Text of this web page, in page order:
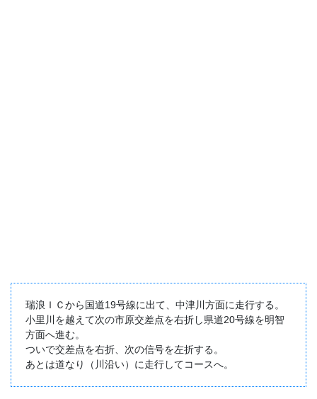
瑞浪ＩＣから国道19号線に出て、中津川方面に走行する。
小里川を越えて次の市原交差点を右折し県道20号線を明智
方面へ進む。
ついで交差点を右折、次の信号を左折する。
あとは道なり（川沿い）に走行してコースへ。